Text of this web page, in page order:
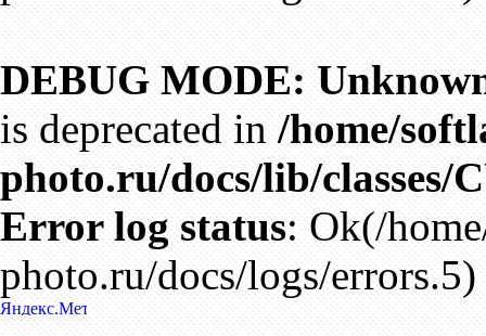
DEBUG MODE:
is deprecated in/home/
photo.ru/docs/lib/classes/
Error log status: Ok(/
photo.ru/docs/logs/errors.5)